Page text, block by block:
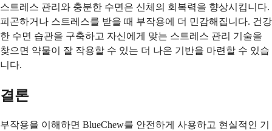
스트레스 관리와 충분한 수면은 신체의 회복력을 향상시킵니다.
피곤하거나 스트레스를 받을 때 부작용에 더 민감해집니다. 건강
한 수면 습관을 구축하고 자신에게 맞는 스트레스 관리 기술을
찾으면 약물이 잘 작용할 수 있는 더 나은 기반을 마련할 수 있습
니다.
결론
부작용을 이해하면 BlueChew를 안전하게 사용하고 현실적인 기